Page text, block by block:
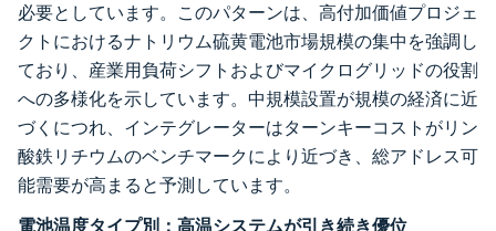
必要としています。このパターンは、高付加価値プロジェ
クトにおけるナトリウム硫黄電池市場規模の集中を強調し
ており、産業用負荷シフトおよびマイクログリッドの役割
への多様化を示しています。中規模設置が規模の経済に近
づくにつれ、インテグレーターはターンキーコストがリン
酸鉄リチウムのベンチマークにより近づき、総アドレス可
能需要が高まると予測しています。
電池温度タイプ別：高温システムが引き続き優位